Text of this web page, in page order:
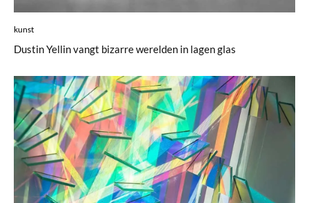
kunst
Dustin Yellin vangt bizarre werelden in lagen glas